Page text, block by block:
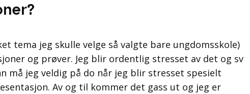
tema jeg skulle velge så valgte bare ungdomsskole)
og prøver. Jeg blir ordentlig stresset av det og sv
må jeg veldig på do når jeg blir stresset spesielt
Av og til kommer det gass ut og jeg er